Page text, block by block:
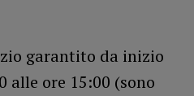
garantito da inizio
alle ore 15:00 (sono